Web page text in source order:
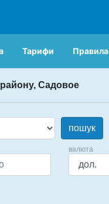
Тарифи Правила
Садовое
пошук
валюта